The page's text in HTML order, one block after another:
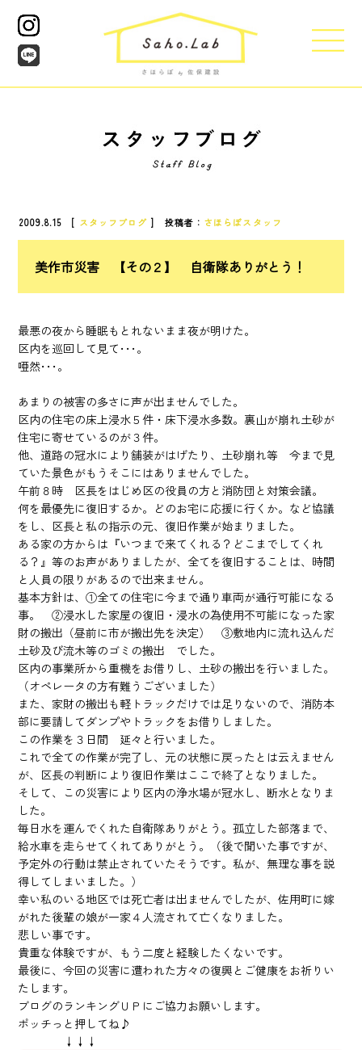
2009.8.15 [ スタッフブログ ] 投稿者： さほらぼスタッフ
美作市災害 【その２】 自衛隊ありがとう！
最悪の夜から睡眠もとれないまま夜が明けた。
区内を巡回して見て･･･。
唖然･･･。
あまりの被害の多さに声が出ませんでした。
区内の住宅の床上浸水５件・床下浸水多数。裏山が崩れ土砂が
住宅に寄せているのが３件。
他、道路の冠水により舗装がはげたり、土砂崩れ等 今まで見
ていた景色がもうそこにはありませんでした。
午前８時 区長をはじめ区の役員の方と消防団と対策会議。
何を最優先に復旧するか。どのお宅に応援に行くか。など協議
をし、区長と私の指示の元、復旧作業が始まりました。
ある家の方からは『いつまで来てくれる？どこまでしてくれ
る？』等のお声がありましたが、全てを復旧することは、時間
と人員の限りがあるので出来ません。
基本方針は、①全ての住宅に今まで通り車両が通行可能になる
事。 ②浸水した家屋の復旧・浸水の為使用不可能になった家
財の搬出（昼前に市が搬出先を決定） ③敷地内に流れ込んだ
土砂及び流木等のゴミの搬出 でした。
区内の事業所から重機をお借りし、土砂の搬出を行いました。
（オペレータの方有難うございました）
また、家財の搬出も軽トラックだけでは足りないので、消防本
部に要請してダンプやトラックをお借りしました。
この作業を３日間 延々と行いました。
これで全ての作業が完了し、元の状態に戻ったとは云えません
が、区長の判断により復旧作業はここで終了となりました。
そして、この災害により区内の浄水場が冠水し、断水となりま
した。
毎日水を運んでくれた自衛隊ありがとう。孤立した部落まで、
給水車を走らせてくれてありがとう。（後で聞いた事ですが、
予定外の行動は禁止されていたそうです。私が、無理な事を説
得してしまいました。）
幸い私のいる地区では死亡者は出ませんでしたが、佐用町に嫁
がれた後輩の娘が一家４人流されて亡くなりました。
悲しい事です。
貴重な体験ですが、もう二度と経験したくないです。
最後に、今回の災害に遭われた方々の復興とご健康をお祈りい
たします。
ブログのランキングＵＰにご協力お願いします。
ポッチっと押してね♪
↓↓↓